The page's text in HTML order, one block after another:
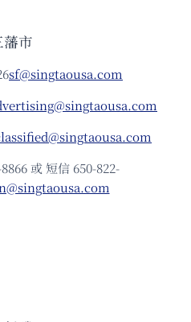
藩市
sf@singtaousa.com
或 短信 650-822-